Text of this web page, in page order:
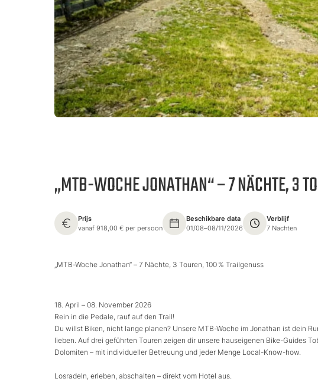
„MTB-WOCHE JONATHAN“ – 7 NÄCHTE, 3
Prijs
vanaf 918,00 € per persoon
Beschikbare data
01/08–08/11/2026
Verblijf
7 Nachten
„MTB-Woche Jonathan“ – 7 Nächte, 3 Touren, 100 % Trailgenuss
18. April – 08. November 2026
Rein in die Pedale, rauf auf den Trail!
Du willst Biken, nicht lange planen? Unsere MTB-Woche im Jonathan ist dein
lieben. Auf drei geführten Touren zeigen dir unsere hauseigenen Bike-Guides
Dolomiten – mit individueller Betreuung und jeder Menge Local-Know-how.
Losradeln, erleben, abschalten – direkt vom Hotel aus.